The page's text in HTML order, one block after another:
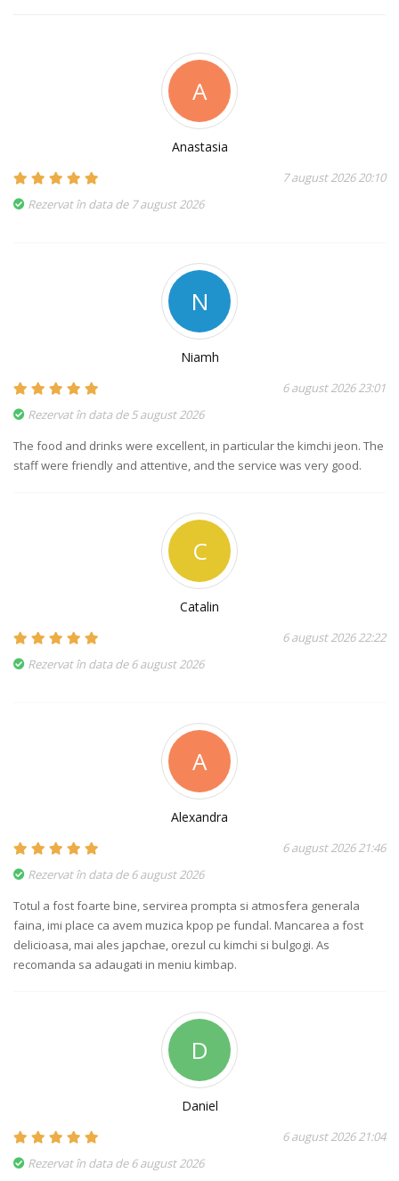
A
Anastasia
7 august 2026 20:10
Rezervat în data de 7 august 2026
N
Niamh
6 august 2026 23:01
Rezervat în data de 5 august 2026
The food and drinks were excellent, in particular the kimchi jeon. The
staff were friendly and attentive, and the service was very good.
C
Catalin
6 august 2026 22:22
Rezervat în data de 6 august 2026
A
Alexandra
6 august 2026 21:46
Rezervat în data de 6 august 2026
Totul a fost foarte bine, servirea prompta si atmosfera generala
faina, imi place ca avem muzica kpop pe fundal. Mancarea a fost
delicioasa, mai ales japchae, orezul cu kimchi si bulgogi. As
recomanda sa adaugati in meniu kimbap.
D
Daniel
6 august 2026 21:04
Rezervat în data de 6 august 2026